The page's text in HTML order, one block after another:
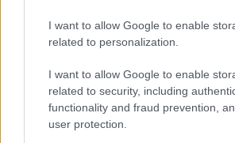
I want to allow Google to enable
related to personalization.
I want to allow Google to enable
related to security, including
functionality and fraud prevention,
user protection.
Αθλητισμός|22.11.2023 17:31
Αντωνίου: «Συνεχίζει στην
Πογιέτ»